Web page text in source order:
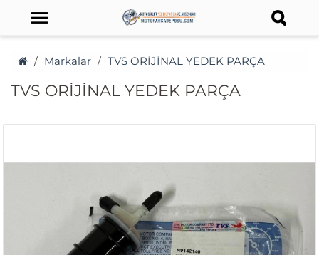
Markalar TVS ORİJİNAL YEDEK PARÇA
TVS ORİJİNAL YEDEK PARÇA